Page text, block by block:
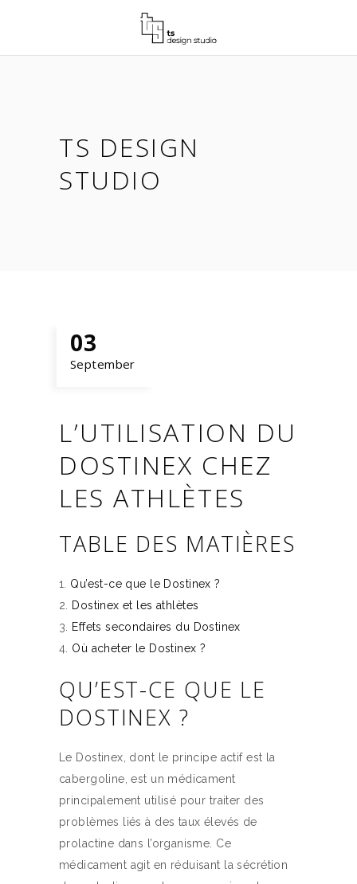
TS DESIGN
STUDIO
03
September
L’UTILISATION DU
DOSTINEX CHEZ
LES ATHLÈTES
TABLE DES MATIÈRES
Qu’est-ce que le Dostinex ?
Dostinex et les athlètes
Effets secondaires du Dostinex
Où acheter le Dostinex ?
QU’EST-CE QUE LE
DOSTINEX ?
Le Dostinex, dont le principe actif est la
cabergoline, est un médicament
principalement utilisé pour traiter des
problèmes liés à des taux élevés de
prolactine dans l’organisme. Ce
médicament agit en réduisant la sécrétion